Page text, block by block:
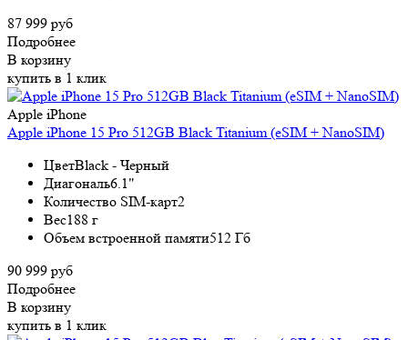
87 999 руб
Подробнее
В корзину
купить в 1 клик
Apple iPhone
Apple iPhone 15 Pro 512GB Black Titanium (eSIM + NanoSIM)
ЦветBlack - Черный
Диагональ6.1"
Количество SIM-карт2
Вес188 г
Объем встроенной памяти512 Гб
90 999 руб
Подробнее
В корзину
купить в 1 клик